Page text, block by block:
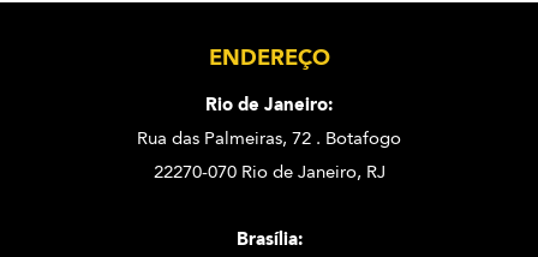
ENDEREÇO
Rio de Janeiro:
Rua das Palmeiras, 72 . Botafogo
22270-070 Rio de Janeiro, RJ
Brasília: